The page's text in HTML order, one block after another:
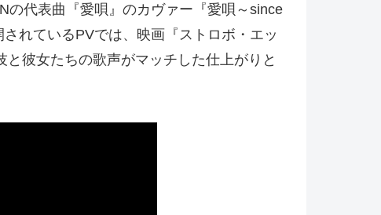
の代表曲『愛唄』のカヴァー『愛唄～since
れているPVでは、映画『ストロボ・エッ
彼女たちの歌声がマッチした仕上がりと